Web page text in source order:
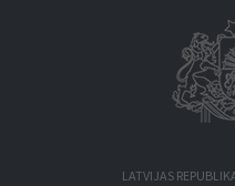
LATVIJAS